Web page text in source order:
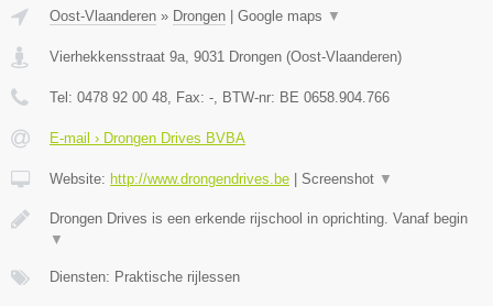
Oost-Vlaanderen » Drongen | Google maps ▼
Vierhekkensstraat 9a 9031 Drongen (Oost-Vlaanderen)
Tel: 0478 92 00 48 , Fax: - , BTW-nr: BE 0658.904.766
E-mail › Drongen Drives BVBA
Website: http://www.drongendrives.be | Screenshot ▼
Drongen Drives is een erkende rijschool in oprichting. Vanaf begin
▼
Diensten: Praktische rijlessen